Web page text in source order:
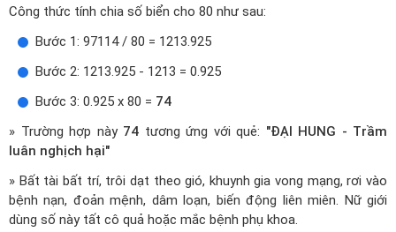
Công thức tính chia số biển cho 80 như sau:
Bước 1: 97114 / 80 = 1213.925
Bước 2: 1213.925 - 1213 = 0.925
Bước 3: 0.925 x 80 = 74
» Trường hợp này 74 tương ứng với quẻ: "ĐẠI HUNG - Trầm
luân nghịch hại"
» Bất tài bất trí, trôi dạt theo gió, khuynh gia vong mạng, rơi vào
bệnh nạn, đoản mệnh, dâm loạn, biến động liên miên. Nữ giới
dùng số này tất cô quả hoặc mắc bệnh phụ khoa.